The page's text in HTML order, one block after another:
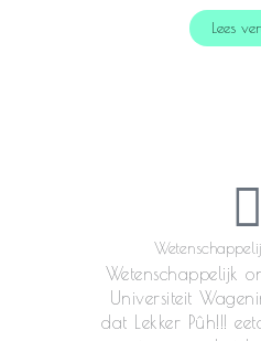
Lees
Wetenschappelijk
Universiteit
dat Lekker Pûh!!!